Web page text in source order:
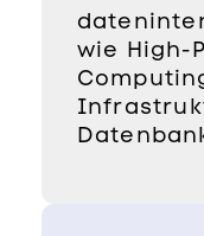
wie High-